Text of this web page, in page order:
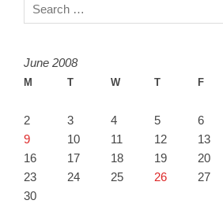
June 2008
M T W T F
2
3 4 5 6
9
10 11 12 13
16
17 18 19 20
23
24 25 26 27
30